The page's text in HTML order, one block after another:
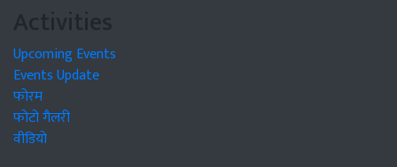
Activities
Upcoming Events
Events Update
फोरम
फोटो गैलरी
वीडियो